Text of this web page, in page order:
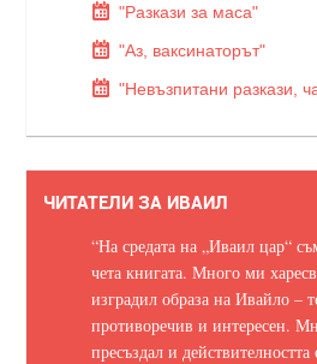
"Разкази за маса"
"Аз, ваксинаторът"
"Невъзпитани разкази,
ЧИТАТЕЛИ ЗА ИВАИЛ
“На средата на „Иваил цар“
чета книгата. Много ми
изградил образа на Ивайло –
противоречив и интересен.
пресъздал и